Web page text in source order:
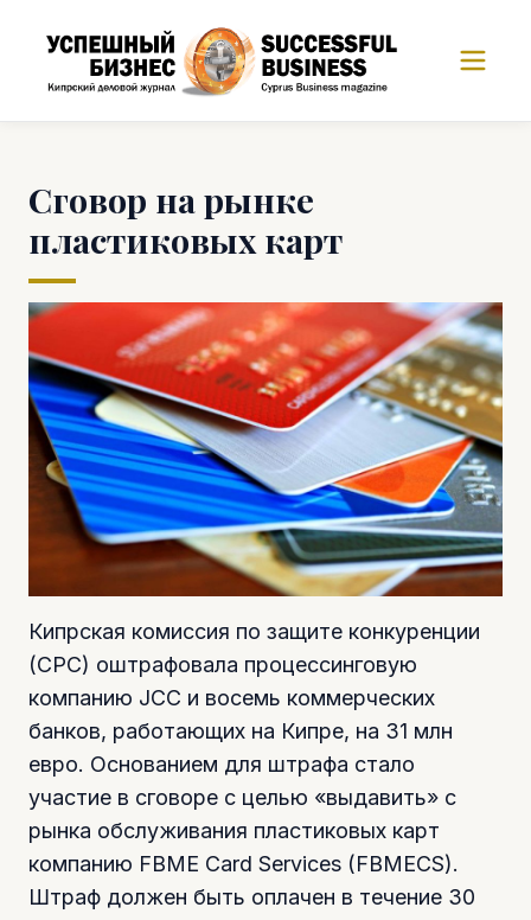
Сговор на рынке
пластиковых карт
Кипрская комиссия по защите конкуренции
(СРС) оштрафовала процессинговую
компанию JCC и восемь коммерческих
банков, работающих на Кипре, на 31 млн
евро. Основанием для штрафа стало
участие в сговоре с целью «выдавить» с
рынка обслуживания пластиковых карт
компанию FBME Card Services (FBMECS).
Штраф должен быть оплачен в течение 30